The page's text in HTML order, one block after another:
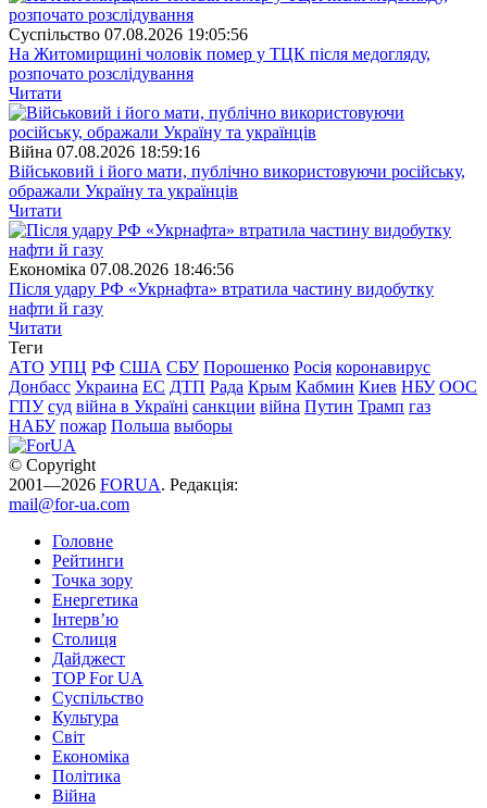
Суспiльство 07.08.2026 19:05:56
На Житомирщині чоловік помер у ТЦК після медогляду,
розпочато розслідування
Читати
Війна 07.08.2026 18:59:16
Військовий і його мати, публічно використовуючи російську,
ображали Україну та українців
Читати
Економіка 07.08.2026 18:46:56
Після удару РФ «Укрнафта» втратила частину видобутку
нафти й газу
Читати
Теги
АТО УПЦ РФ США СБУ Порошенко Росія коронавирус
Донбасс Украина ЕС ДТП Рада Крым Кабмин Киев НБУ ООС
ГПУ суд війна в Україні санкции війна Путин Трамп газ
НАБУ пожар Польша выборы
© Copyright
2001—2026 FORUA. Редакція:
mail@for-ua.com
Головне
Рейтинги
Точка зору
Енергетика
Інтерв’ю
Столиця
Дайджест
TOP For UA
Суспiльство
Культура
Світ
Економіка
Політика
Війна